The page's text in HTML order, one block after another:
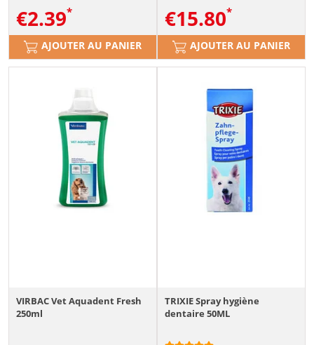
€2.39
AJOUTER AU PANIER
€15.80
AJOUTER AU PANIER
VIRBAC Vet Aquadent Fresh
250ml
TRIXIE Spray hygiène
dentaire 50ML